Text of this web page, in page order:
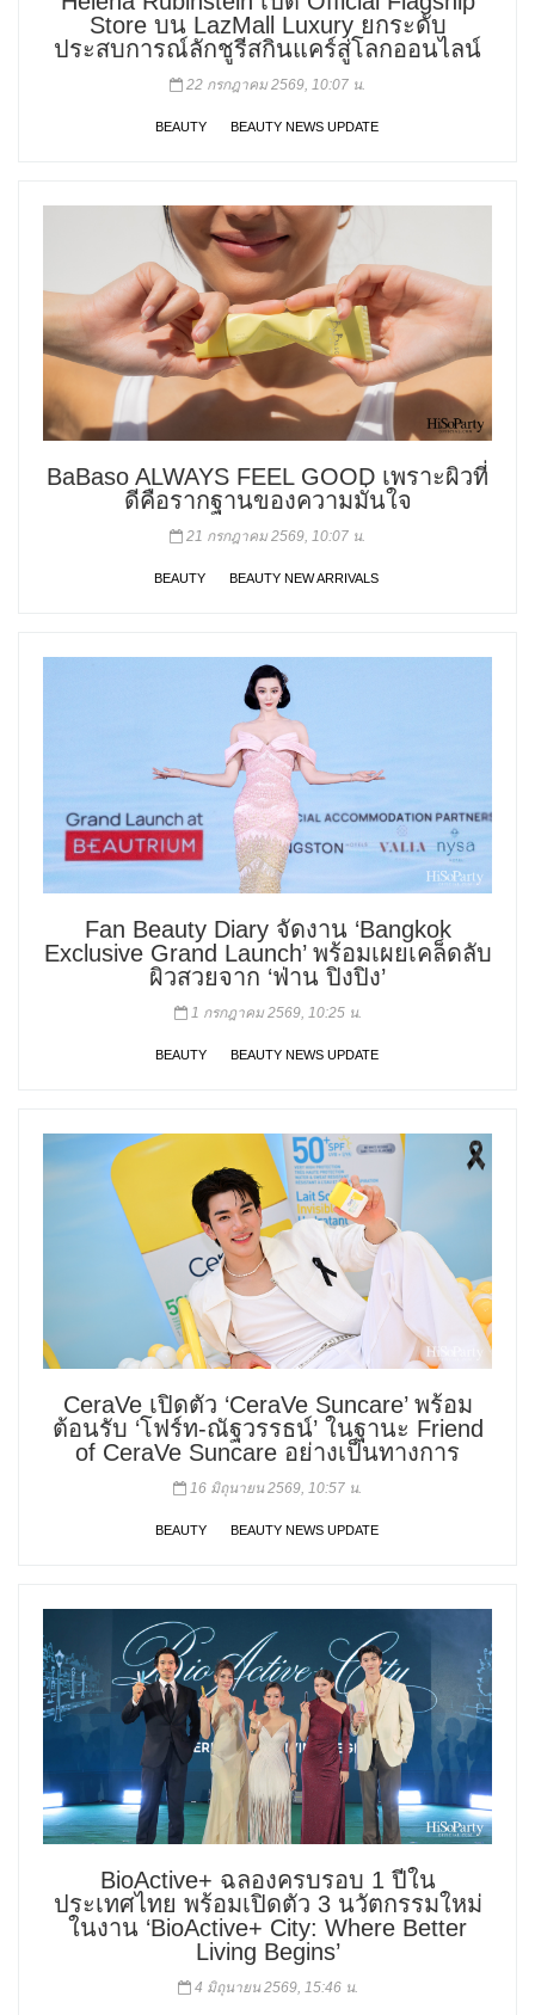
Store บน LazMall Luxury ยกระดับ
ประสบการณ์ลักชูรีสกินแคร์สู่โลกออนไลน์
22 กรกฎาคม 2569, 10:07 น.
BEAUTY BEAUTY NEWS UPDATE
BaBaso ALWAYS FEEL GOOD เพราะผิวที่
ดีคือรากฐานของความมั่นใจ
21 กรกฎาคม 2569, 10:07 น.
BEAUTY BEAUTY NEW ARRIVALS
Fan Beauty Diary จัดงาน ‘Bangkok
Exclusive Grand Launch’ พร้อมเผยเคล็ดลับ
ผิวสวยจาก ‘ฟ่าน ปิงปิง’
1 กรกฎาคม 2569, 10:25 น.
BEAUTY BEAUTY NEWS UPDATE
CeraVe เปิดตัว ‘CeraVe Suncare’ พร้อม
ต้อนรับ ‘โฟร์ท-ณัฐวรรธน์’ ในฐานะ Friend
of CeraVe Suncare อย่างเป็นทางการ
16 มิถุนายน 2569, 10:57 น.
BEAUTY BEAUTY NEWS UPDATE
BioActive+ ฉลองครบรอบ 1 ปีใน
ประเทศไทย พร้อมเปิดตัว 3 นวัตกรรมใหม่
ในงาน ‘BioActive+ City: Where Better
Living Begins’
4 มิถุนายน 2569, 15:46 น.